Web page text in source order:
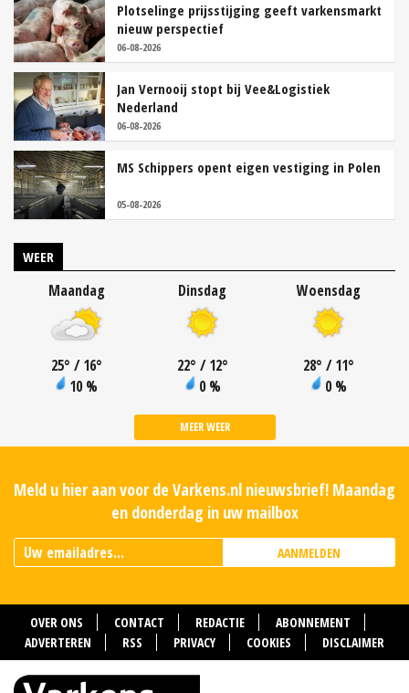
Plotselinge prijsstijging geeft varkensmarkt
nieuw perspectief
06-08-2026
Jan Vernooij stopt bij Vee&Logistiek
Nederland
06-08-2026
MS Schippers opent eigen vestiging in Polen
05-08-2026
WEER
Maandag
25° / 16°
10 %
Dinsdag
22° / 12°
0 %
Woensdag
28° / 11°
0 %
MEER WEER
Meld u hier aan voor de Varkens.nl nieuwsbrief! Maandag
en donderdag in uw mailbox
AANMELDEN
OVER ONS CONTACT REDACTIE
ABONNEMENT
ADVERTEREN
RSS PRIVACY COOKIES DISCLAIMER